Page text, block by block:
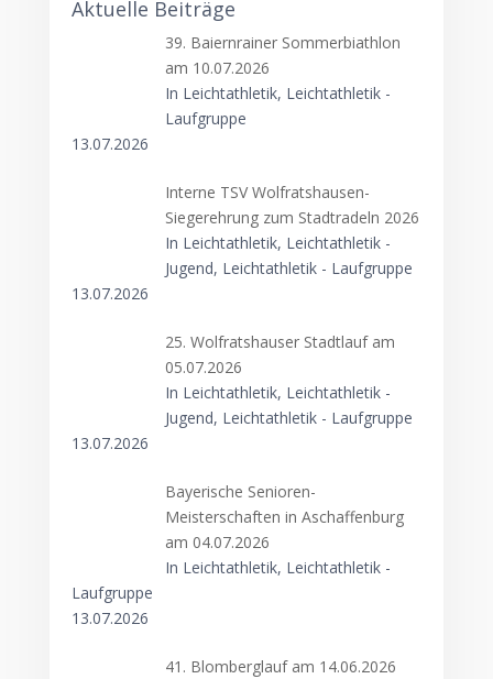
Aktuelle Beiträge
39. Baiernrainer Sommerbiathlon
am 10.07.2026
In Leichtathletik, Leichtathletik -
Laufgruppe
13.07.2026
Interne TSV Wolfratshausen-
Siegerehrung zum Stadtradeln 2026
In Leichtathletik, Leichtathletik -
Jugend, Leichtathletik - Laufgruppe
13.07.2026
25. Wolfratshauser Stadtlauf am
05.07.2026
In Leichtathletik, Leichtathletik -
Jugend, Leichtathletik - Laufgruppe
13.07.2026
Bayerische Senioren-
Meisterschaften in Aschaffenburg
am 04.07.2026
In Leichtathletik, Leichtathletik -
Laufgruppe
13.07.2026
41. Blomberglauf am 14.06.2026